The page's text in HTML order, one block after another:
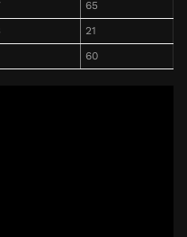
65
21
60